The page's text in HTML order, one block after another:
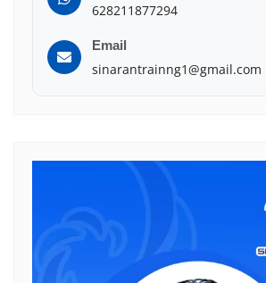
628211877294
Email
sinarantrainng1@gmail.com